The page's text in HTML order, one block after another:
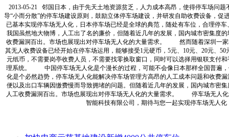
2013-05-21 邻国日本，由于先天土地资源贫乏，人力成本高昂，使得停车场问
导“小而分散”的停车场建设原则，鼓励立体停车场建设，并研发自助收费设备，促
已基本实现停车场无人化，日本停车场已经是全球的典范，随处有车位，合理
我国虽然地大物博，人工出了名的廉价，但随着近几年的发展，国内城市密集度
收费漏洞百出。市场也展现出对停车场无人化的大量需求。 然而随着深圳一家
其无人收费设备已经开始在停车场运用，能够接受1元硬币，5元、10元、20元、
元纸币，不需要岗亭收费人员，不需要找零换取窗口，同时可以选择用银联支付
理系统。 中国停车场无人化是个漫长的过程，可能不会像日本那样全国普遍，
化是个必然趋势，停车场无人化能解决停车场管理方高昂的人工成本问题和收费
便以及出口车辆因缴费慢而导致拥堵的问题。但随着近几年的发展，国内城市密
人工收费漏洞百出。市场也展现出对停车场无人化的大量需求。 停车场无人化
智能科技有限公司，期待与您一起实现停车场无人